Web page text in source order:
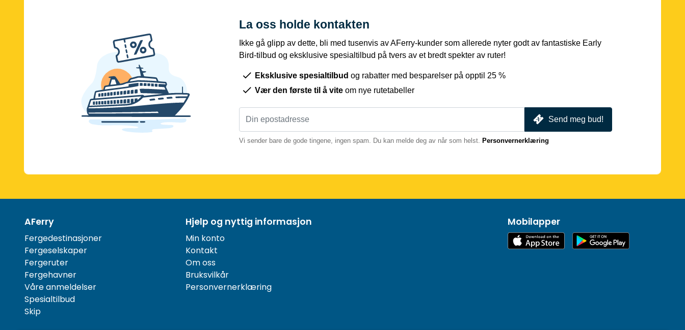
La oss holde kontakten
Ikke gå glipp av dette, bli med tusenvis av AFerry-kunder som allerede nyter godt av fantastiske Early
Bird-tilbud og eksklusive spesialtilbud på tvers av et bredt spekter av ruter!
Eksklusive spesialtilbud og rabatter med besparelser på opptil 25 %
Vær den første til å vite om nye rutetabeller
Send meg bud!
Vi sender bare de gode tingene, ingen spam. Du kan melde deg av når som helst. Personvernerklæring
AFerry
Fergedestinasjoner
Fergeselskaper
Fergeruter
Fergehavner
Våre anmeldelser
Spesialtilbud
Skip
Hjelp og nyttig informasjon
Min konto
Kontakt
Om oss
Bruksvilkår
Personvernerklæring
Mobilapper